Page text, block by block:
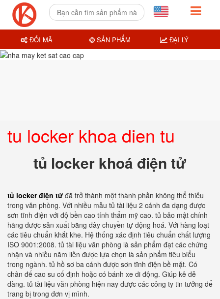
tu locker khoa dien tu
tủ locker khoá điện tử
tủ locker điện tử đã trở thành một thành phần không thể thiếu
trong văn phòng. Với nhiều mẫu tủ tài liệu 2 cánh đa dạng được
sơn tĩnh điện với độ bền cao tính thẩm mỹ cao. tủ bảo mật chính
hãng được sản xuất bằng dây chuyền tự động hoá. Với hàng loạt
các tiêu chuẩn khắt khe. Hệ thống xác định tiêu chuẩn chất lượng
ISO 9001:2008. tủ tài liệu văn phòng là sản phẩm đạt các chứng
nhận và nhiều năm liền được lựa chọn là sản phẩm tiêu biểu
trong ngành. tủ hồ sơ ba cánh được sơn tĩnh điện bề mặt. Có
chân đế cao su cố định hoặc có bánh xe di động. Giúp kê dễ
dàng. tủ tài liệu văn phòng hiện nay được các công ty tin tưởng để
trang bị trong đơn vị mình.
ĐỔI MÃ SẢN PHẨM ĐẠI LÝ